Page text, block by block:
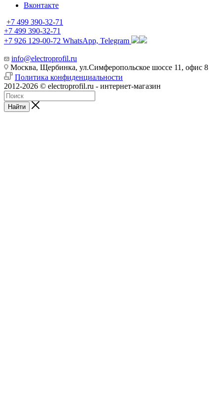
Вконтакте
+7 499 390-32-71
+7 499 390-32-71
+7 926 129-00-72 WhatsApp, Telegram
info@electroprofil.ru
Москва, Щербинка, ул.Симферопольское шоссе 11, офис 8
Политика конфиденциальности
2012-2026 © electroprofil.ru - интернет-магазин
Найти